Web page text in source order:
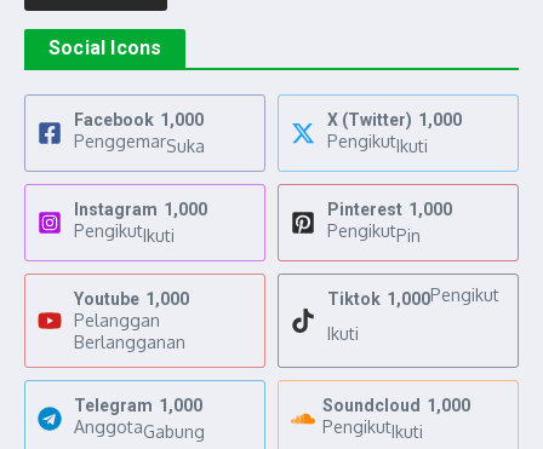
Social Icons
Facebook 1,000
PenggemarSuka
X (Twitter) 1,000
PengikutIkuti
Instagram 1,000
PengikutIkuti
Pinterest 1,000
PengikutPin
Youtube 1,000
Pelanggan
Berlangganan
Tiktok 1,000Pengikut
Ikuti
Telegram 1,000
AnggotaGabung
Soundcloud 1,000
PengikutIkuti